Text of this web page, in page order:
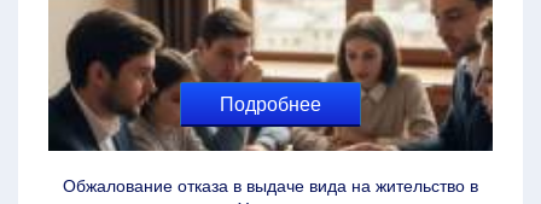
Подробнее
Обжалование отказа в выдаче вида на жительство в